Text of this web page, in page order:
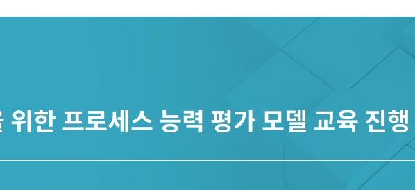
한 프로세스 능력 평가 모델 교육 진행